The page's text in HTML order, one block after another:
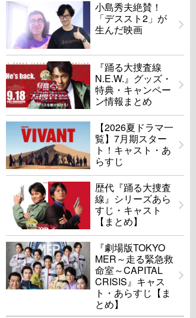
小島秀夫絶賛！
「デススト2」が
生んだ映画
『踊る大捜査線
N.E.W.』グッズ・
特典・キャンペー
ン情報まとめ
【2026夏ドラマ一
覧】7月期スター
ト！キャスト・あ
らすじ
歴代『踊る大捜査
線』シリーズあら
すじ・キャスト
【まとめ】
『劇場版TOKYO
MER～走る緊急救
命室～CAPITAL
CRISIS』キャス
ト・あらすじ【ま
とめ】